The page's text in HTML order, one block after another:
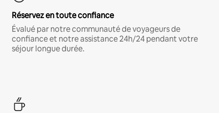
Réservez en toute confiance
Évalué par notre communauté de voyageurs de
confiance et notre assistance 24h/24 pendant votre
séjour longue durée.